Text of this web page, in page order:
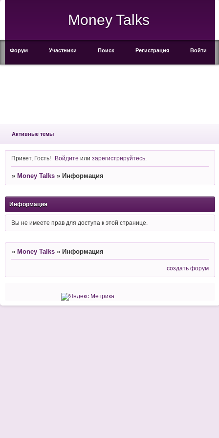
Money Talks
Форум Участники Поиск Регистрация Войти
Активные темы
Привет, Гость! Войдите илизарегистрируйтесь
» Money Talks » Информация
Информация
Вы не имеете прав для доступа к этой странице.
» Money Talks » Информация
создать форум